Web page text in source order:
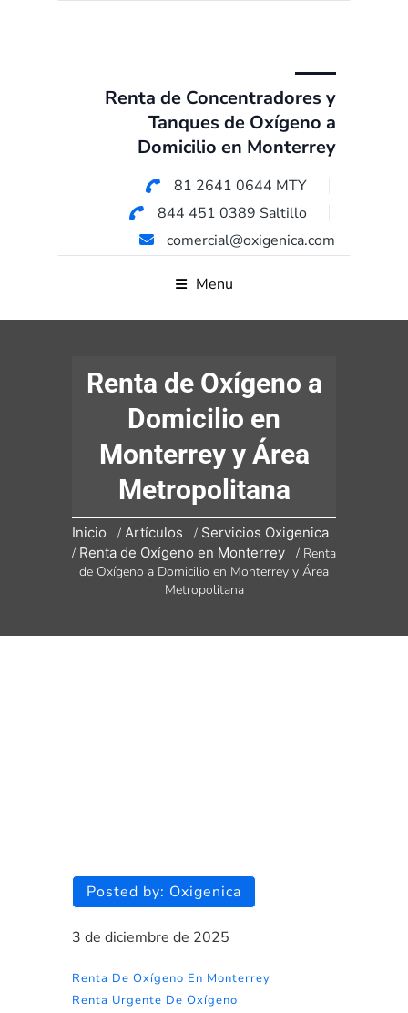
Renta de Concentradores y
Tanques de Oxígeno a
Domicilio en Monterrey
81 2641 0644 MTY
844 451 0389 Saltillo
comercial@oxigenica.com
Menu
Renta de Oxígeno a
Domicilio en
Monterrey y Área
Metropolitana
Inicio / Artículos / Servicios Oxigenica
/ Renta de Oxígeno en Monterrey / Renta
de Oxígeno a Domicilio en Monterrey y Área
Metropolitana
Posted by: Oxigenica
3 de diciembre de 2025
Renta De Oxígeno En Monterrey
Renta Urgente De Oxígeno